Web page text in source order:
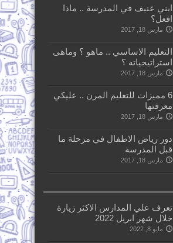
ابني عنيف في المدرسة .. ماذا
افعل؟
مارس 18, 2017
التعليم الاساسي .. ماهو ؟ وماهى
استراتيجياته ؟
مارس 18, 2017
6 مميزات للتعليم المرن .. عليكي
معرفتها
مارس 18, 2017
دور رياض الاطفال في مرحلة ما
قبل المدرسة
مارس 18, 2017
تعرف علي المدارس الاكثر زيارة
خلال شهر ابريل 2022
مايو 8, 2022